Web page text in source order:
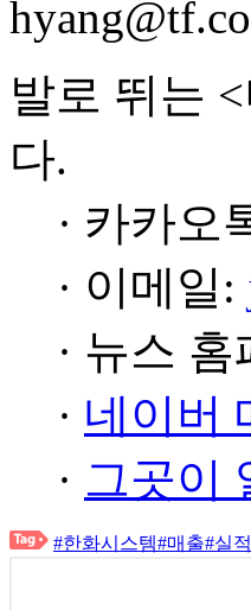
발로 뛰는
다.
· 카카오
· 이메일:
· 뉴스
· 네이버
· 그곳이
#한화시스템#매출#실적